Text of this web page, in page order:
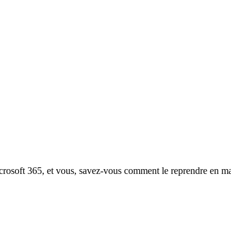
365, et vous, savez-vous comment le reprendre en